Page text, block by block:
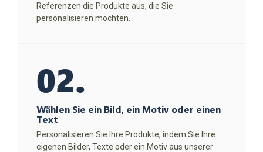
Referenzen die Produkte aus, die Sie
personalisieren möchten.
02.
Wählen Sie ein Bild, ein Motiv oder einen
Text
Personalisieren Sie Ihre Produkte, indem Sie Ihre
eigenen Bilder, Texte oder ein Motiv aus unserer